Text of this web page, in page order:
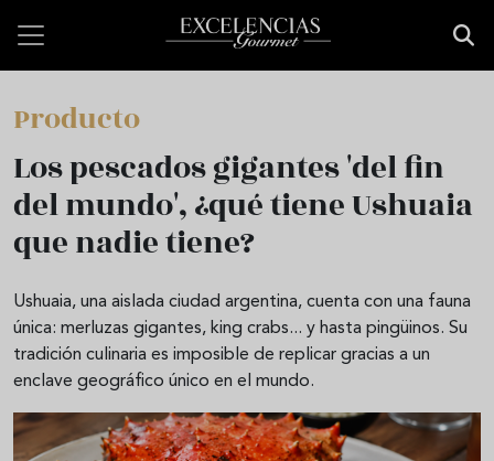
Producto
Los pescados gigantes 'del fin
del mundo', ¿qué tiene Ushuaia
que nadie tiene?
Ushuaia, una aislada ciudad argentina, cuenta con una fauna
única: merluzas gigantes, king crabs... y hasta pingüinos. Su
tradición culinaria es imposible de replicar gracias a un
enclave geográfico único en el mundo.